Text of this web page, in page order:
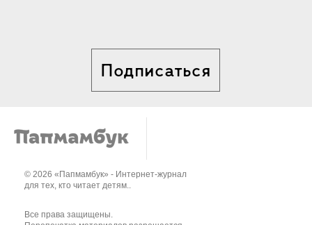
Подписаться
© 2026 «Папмамбук» - Интернет-журнал
для тех, кто читает детям..
Все права защищены.